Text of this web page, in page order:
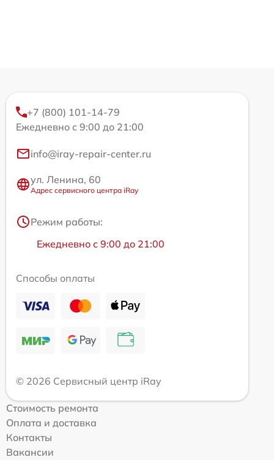
+7 (800) 101-14-79
Ежедневно с 9:00 до 21:00
info@iray-repair-center.ru
ул. Ленина, 60
Адрес сервисного центра iRay
Режим работы:
Ежедневно с 9:00 до 21:00
Способы оплаты
© 2026 Сервисный центр iRay
Стоимость ремонта
Оплата и доставка
Контакты
Вакансии